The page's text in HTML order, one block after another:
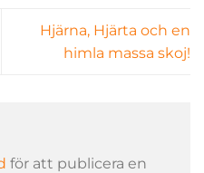
Hjärna, Hjärta och en
himla massa skoj!
för att publicera en